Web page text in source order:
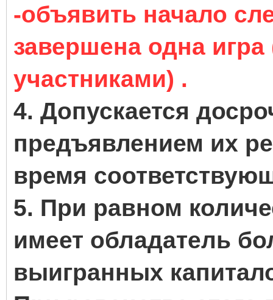
-объявить начало
завершена одна
участниками) .
4. Допускается
предъявлением их
время
5. При равном
имеет обладатель
выигранных